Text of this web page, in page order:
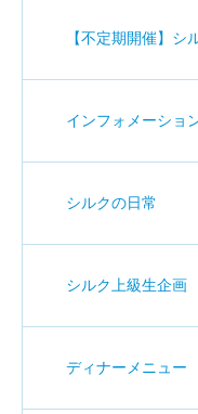
【不定期開催】シ
インフォメーショ
シルクの日常
シルク上級生企画
ディナーメニュー